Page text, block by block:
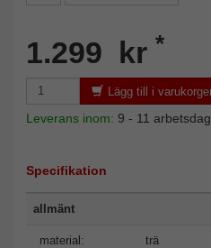
1.299 kr *
Lägg till i
Leverans inom: 9 - 11
Specifikation
allmänt
material: trä